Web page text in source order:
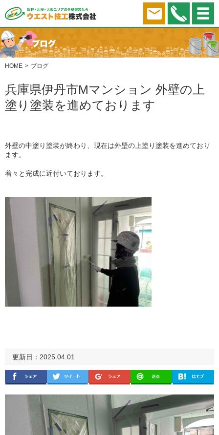
HOME ブログ
兵庫県伊丹市Mマンション 外壁の上
塗り塗装を進めております
外壁の中塗り塗装が終わり、現在は外壁の上塗り塗装を進めており
ます。
着々と完成に近付いております。
更新日：2025.04.01